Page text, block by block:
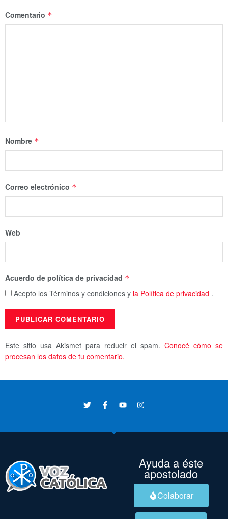
Comentario *
Nombre *
Correo electrónico *
Web
Acuerdo de política de privacidad *
Acepto los Términos y condiciones y la Política de privacidad .
Este sitio usa Akismet para reducir el spam. Conocé cómo se
procesan los datos de tu comentario.
Ayuda a éste
apostolado
Colaborar